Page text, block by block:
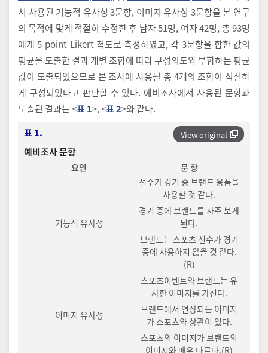
서 사용된 기능적 유사성 3문항, 이미지 유사성 3문항을 본 연구
의 목적에 맞게 적절히 수정한 후 남자 51명, 여자 42명, 총 93명
에게 5-point Likert 척도로 측정하였고, 각 3문항을 합한 값의
평균을 도출한 결과 개별 조합에 따라 구성의도와 부합하는 평균
값이 도출되었으므로 본 조사에 사용될 총 4개의 조합이 적절하
게 구성되었다고 판단할 수 있다. 예비조사에서 사용된 문항과
도출된 결과는 <표 1>, <표 2>와 같다.
View original
표 1.
예비조사 문항
요인 문 항
기능적 유사성
선수가 경기 중 브랜드 용품을
사용할 것 같다.
경기 중에 브랜드를 자주 보게
된다.
브랜드는 스포츠 선수가 경기
중에 사용하지 않을 것 같다.
(R)
이미지 유사성
스포츠이벤트와 브랜드는 유
사한 이미지를 가진다.
브랜드에서 연상되는 이미지
가 스포츠와 상관이 있다.
스포츠의 이미지가 브랜드의
이미지와 매우 다르다.(R)